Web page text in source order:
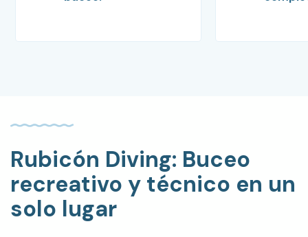
Rubicón Diving: Buceo
recreativo y técnico en un
solo lugar